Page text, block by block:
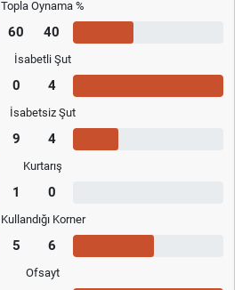
Topla Oynama %
60 40
İsabetli Şut
0 4
İsabetsiz Şut
9 4
Kurtarış
1 0
Kullandığı Korner
5 6
Ofsayt